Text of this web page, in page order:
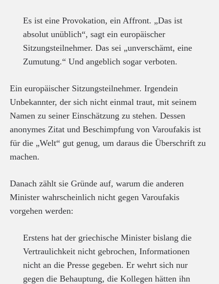
Es ist eine Provokation, ein Affront. „Das ist
absolut unüblich“, sagt ein europäischer
Sitzungsteilnehmer. Das sei „unverschämt, eine
Zumutung.“ Und angeblich sogar verboten.
Ein europäischer Sitzungsteilnehmer. Irgendein
Unbekannter, der sich nicht einmal traut, mit seinem
Namen zu seiner Einschätzung zu stehen. Dessen
anonymes Zitat und Beschimpfung von Varoufakis ist
für die „Welt“ gut genug, um daraus die Überschrift zu
machen.
Danach zählt sie Gründe auf, warum die anderen
Minister wahrscheinlich nicht gegen Varoufakis
vorgehen werden:
Erstens hat der griechische Minister bislang die
Vertraulichkeit nicht gebrochen, Informationen
nicht an die Presse gegeben. Er wehrt sich nur
gegen die Behauptung, die Kollegen hätten ihn